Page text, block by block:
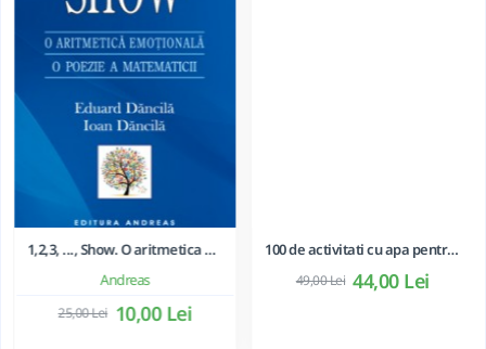
Andreas
1,2,3, ..., Show. O aritmetica emotionala, o poezie a matematicii - Ioan Dancila
10,00 Lei
25,00 Lei
100 de activitati cu apa pentru dezvoltarea si relaxarea bebelusilor - Perrine Alliod
44,00 Lei
49,00 Lei